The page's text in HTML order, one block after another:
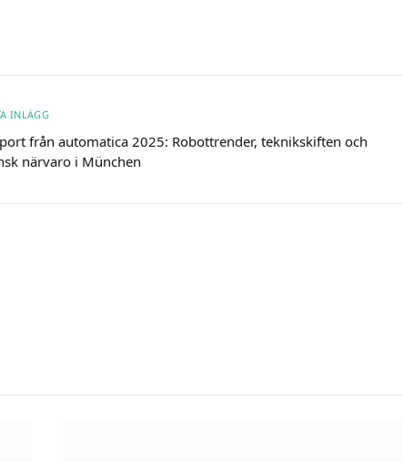
INLÄGG
från automatica 2025: Robottrender, teknikskiften och
närvaro i München